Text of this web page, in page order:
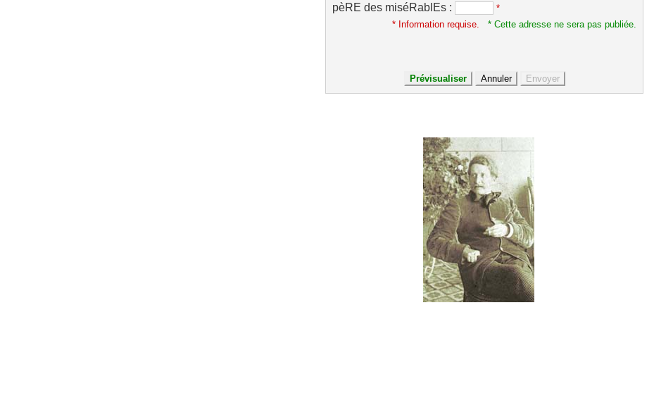
pèRE des miséRablEs :
*
* Information requise.
* Cette adresse ne sera pas publiée.